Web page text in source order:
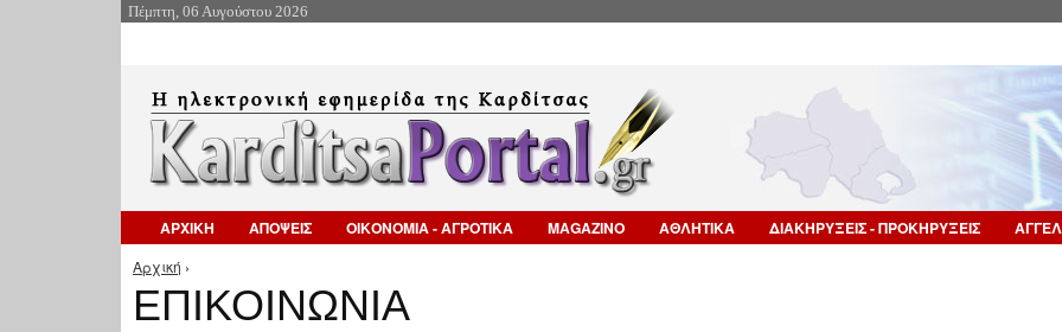
Πέμπτη, 06 Αυγούστου 2026
ΑΡΧΙΚΗ ΑΠΟΨΕΙΣ ΟΙΚΟΝΟΜΙΑ - ΑΓΡΟΤΙΚΑ MAGAZINO ΑΘΛΗΤΙΚΑ ΔΙΑΚΗΡΥΞΕΙΣ - ΠΡΟΚΗΡΥΞΕΙΣ
Είστε εδώ
Αρχική ›
ΕΠΙΚΟΙΝΩΝΙΑ